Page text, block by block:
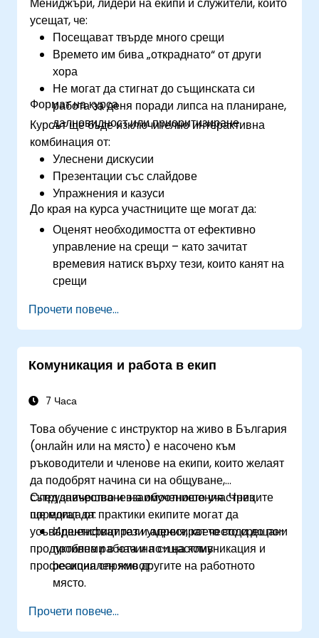
усещат, че:
Посещават твърде много срещи
Времето им бива „откраднато“ от други
хора
Не могат да стигнат до същинската си
работа за деня поради липса на планиране,
далновидност или приоритизиране
Формат на курса
Курсът ще бъде изключително интерактивна
комбинация от:
Улеснени дискусии
Презентации със слайдове
Упражнения и казуси
До края на курса участниците ще могат да:
Оценят необходимостта от ефективно
управление на срещи – като зачитат
времевия натиск върху тези, които канят на
срещи
управление и подготовка на резултатите от
срещи
Оценят по-широко някои от начините за
по-ефективно управление на себе си и
упорито…
Прочети повече...
Комуникация и работа в екип
7 Часа
Това обучение с инструктор на живо в България
(онлайн или на място) е насочено към
ръководители и членове на екипи, които желаят
да подобрят начина си на общуване,
сътрудничество и взаимоотношения. Чрез
поредица от практики екипите могат да
усъвършенстват тези умения, което води до по-
продуктивна работа и по-щастлив
професионален живот.
След завършване на обучението участниците
ще могат да:
Идентифицират и адресират често срещани
проблеми в начина си на комуникация и
реакция спрямо другите на работното
място.
извършва работата в екип.
Разбират индивидуалните, както и
Прочети повече...